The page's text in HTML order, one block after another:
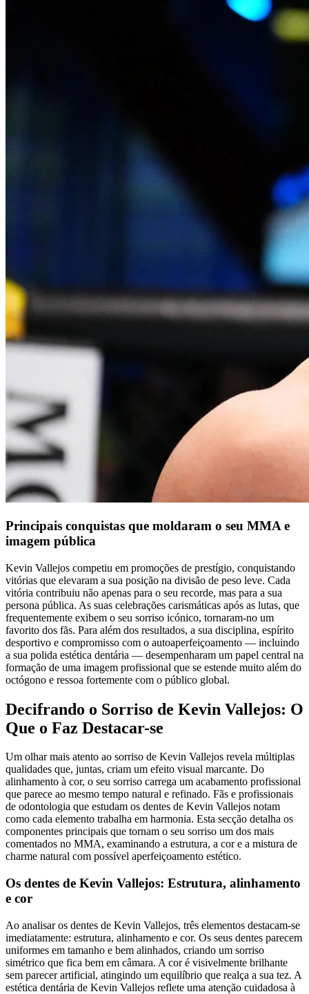
Principais conquistas que moldaram o seu MMA e
imagem pública
Kevin Vallejos competiu em promoções de prestígio, conquistando
vitórias que elevaram a sua posição na divisão de peso leve. Cada
vitória contribuiu não apenas para o seu recorde, mas para a sua
persona pública. As suas celebrações carismáticas após as lutas, que
frequentemente exibem o seu sorriso icónico, tornaram-no um
favorito dos fãs. Para além dos resultados, a sua disciplina, espírito
desportivo e compromisso com o autoaperfeiçoamento — incluindo
a sua polida estética dentária — desempenharam um papel central na
formação de uma imagem profissional que se estende muito além do
octógono e ressoa fortemente com o público global.
Decifrando o Sorriso de Kevin Vallejos: O
Que o Faz Destacar-se
Um olhar mais atento ao sorriso de Kevin Vallejos revela múltiplas
qualidades que, juntas, criam um efeito visual marcante. Do
alinhamento à cor, o seu sorriso carrega um acabamento profissional
que parece ao mesmo tempo natural e refinado. Fãs e profissionais
de odontologia que estudam os dentes de Kevin Vallejos notam
como cada elemento trabalha em harmonia. Esta secção detalha os
componentes principais que tornam o seu sorriso um dos mais
comentados no MMA, examinando a estrutura, a cor e a mistura de
charme natural com possível aperfeiçoamento estético.
Os dentes de Kevin Vallejos: Estrutura, alinhamento
e cor
Ao analisar os dentes de Kevin Vallejos, três elementos destacam-se
imediatamente: estrutura, alinhamento e cor. Os seus dentes parecem
uniformes em tamanho e bem alinhados, criando um sorriso
simétrico que fica bem em câmara. A cor é visivelmente brilhante
sem parecer artificial, atingindo um equilíbrio que realça a sua tez. A
estética dentária de Kevin Vallejos reflete uma atenção cuidadosa à